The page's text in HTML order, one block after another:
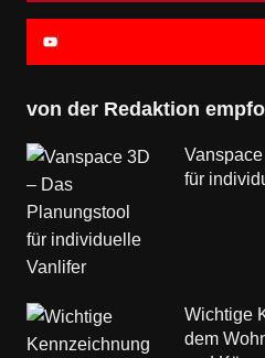
von der Redaktion
für
Wichtige
dem